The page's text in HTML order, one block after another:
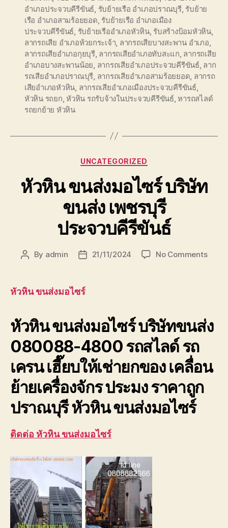
อำเภอประจวบคีรีขันธ์ รับย้ายเรือ อำเภอปราณบุรี, รับย้าย
เรือ อำเภอสามร้อยยอด รับย้ายเรือ อำเภอเมือง
ประจวบคีรีขันธ์ รับย้ายเรืออำเภอหัวหิน, รับสร้างป้อมหัวหิน,
ลากรถเสีย อำเภอห้วยกระเจ้า ลากรถเสียบางสะพาน อำเภอ
ลากรถเสียอำเภอกุยบุรี, ลากรถเสียอำเภอทับสะแก ลากรถเสีย
อำเภอบางสะพานน้อย ลากรถเสียอำเภอประจวบคีรีขันธ์, ลาก
รถเสียอำเภอปราณบุรี ลากรถเสียอำเภอสามร้อยยอด ลากรถ
เสียอำเภอหัวหิน ลากรถเสียอำเภอเมืองประจวบคีรีขันธ์,
หัวหิน รถยก ,หัวหิน รถรับจ้างในประจวบคีรีขันธ์,หารถสไลด์
รถยกย้าย หัวหิน
Categories
UNCATEGORIZED
หัวหิน ขนส่งมอไซร์ บริษัท
ขนส่ง เพชรบุรี
ประจวบคีรีขันธ์
Post
By admin
Post21/11/2024 No Commentson
ขนส่ง
เพชร
หัวหิน ขนส่งมอไซร์
หัวหิน ขนส่งมอไซร์ บริษัทขนส่ง
080088-4800 รถสไลด์ รถ
เครน เฮี๊ยบให้เช่ายกของ เคลื่อน
ย้ายเครื่องจักร ประมง ราคาถูก
ปราณบุรี หัวหิน ขนส่งมอไซร์
ติดต่อ หัวหิน ขนส่งมอไซร์